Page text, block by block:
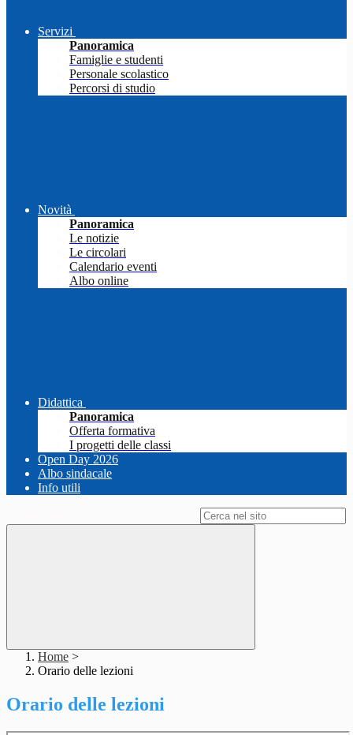
Servizi
Panoramica
Famiglie e studenti
Personale scolastico
Percorsi di studio
Novità
Panoramica
Le notizie
Le circolari
Calendario eventi
Albo online
Didattica
Panoramica
Offerta formativa
I progetti delle classi
Open Day 2026
Albo sindacale
Info utili
Home >
Orario delle lezioni
Orario delle lezioni